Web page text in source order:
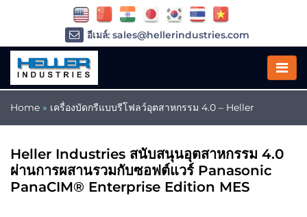
Home » เครื่องบัดกรีแบบรีโฟลว์อุตสาหกรรม 4.0 – Heller
Heller Industries สนับสนุนอุตสาหกรรม 4.0
ผ่านการผสานรวมกับซอฟต์แวร์ Panasonic
PanaCIM® Enterprise Edition MES
อีเมล์: sales@hellerindustries.com
อีเมล์: service@hellerindustries.com
โทรศัพท์ :